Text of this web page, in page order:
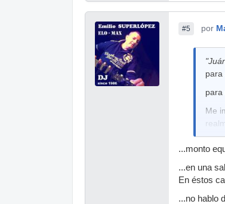
#5 por
para
para
Me
...monto
...en una
En éstos
...no hablo